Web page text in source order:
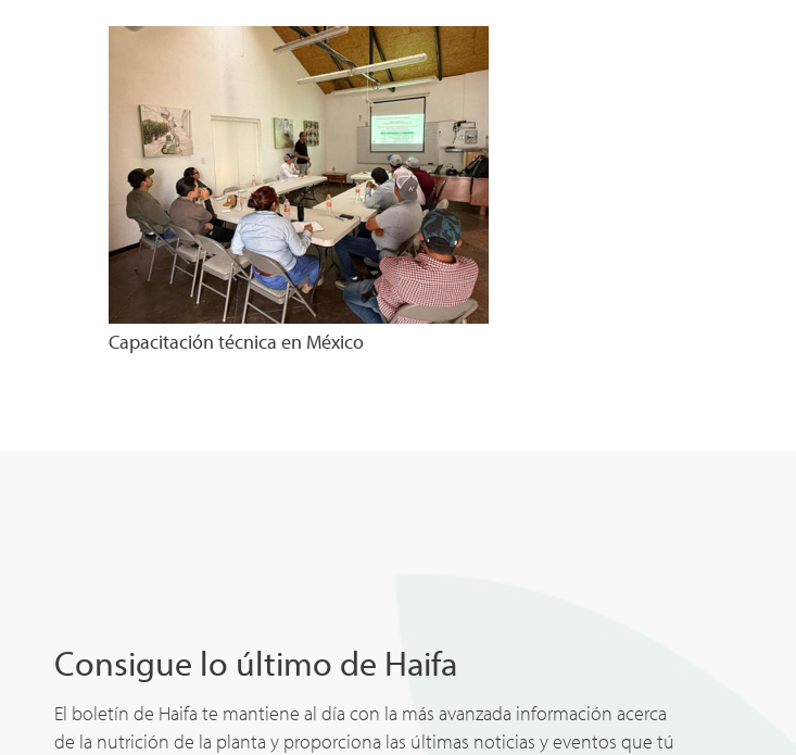
Capacitación técnica en México
Consigue lo último de Haifa
El boletín de Haifa te mantiene al día con la más avanzada información acerca
de la nutrición de la planta y proporciona las últimas noticias y eventos que tú